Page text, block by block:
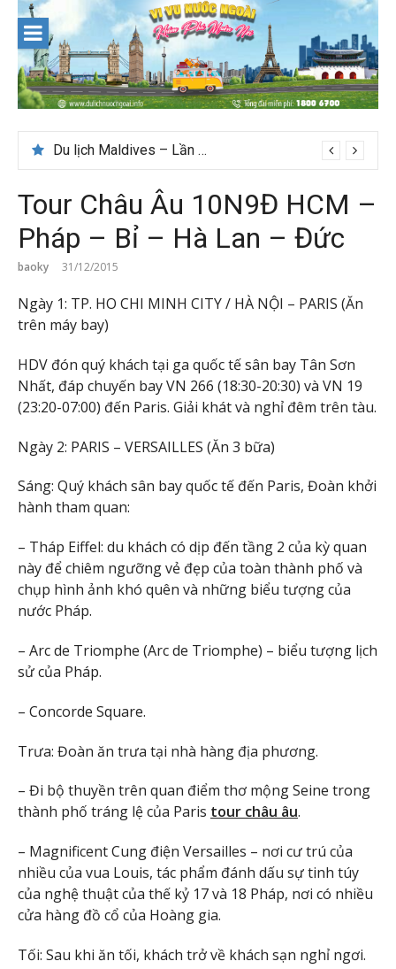
content
Du lịch Maldives – Lần đầu nên đi đâu, chơi gì?
Tour Châu Âu 10N9Đ HCM –
Pháp – Bỉ – Hà Lan – Đức
baoky 31/12/2015
Ngày 1: TP. HO CHI MINH CITY / HÀ NỘI – PARIS (Ăn
trên máy bay)
HDV đón quý khách tại ga quốc tế sân bay Tân Sơn
Nhất, đáp chuyến bay VN 266 (18:30-20:30) và VN 19
(23:20-07:00) đến Paris. Giải khát và nghỉ đêm trên tàu.
Ngày 2: PARIS – VERSAILLES (Ăn 3 bữa)
Sáng: Quý khách sân bay quốc tế đến Paris, Đoàn khởi
hành tham quan:
– Tháp Eiffel: du khách có dịp đến tầng 2 của kỳ quan
này để chiêm ngưỡng vẻ đẹp của toàn thành phố và
chụp hình ảnh khó quên và những biểu tượng của
nước Pháp.
– Arc de Triomphe (Arc de Triomphe) – biểu tượng lịch
sử của Pháp.
– Concorde Square.
Trưa: Đoàn ăn trưa tại nhà hàng địa phương.
– Đi bộ thuyền trên quan điểm thơ mộng Seine trong
thành phố tráng lệ của Paris tour châu âu.
– Magnificent Cung điện Versailles – nơi cư trú của
nhiều của vua Louis, tác phẩm đánh dấu sự tinh túy
của nghệ thuật của thế kỷ 17 và 18 Pháp, nơi có nhiều
cửa hàng đồ cổ của Hoàng gia.
Tối: Sau khi ăn tối, khách trở về khách sạn nghỉ ngơi.